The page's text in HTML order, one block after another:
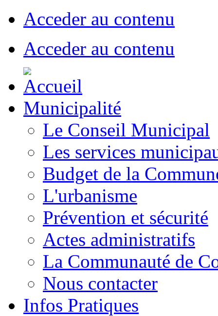
Acceder au contenu
Acceder au contenu
Municipalité
Le Conseil Municipal
Les services
Budget de la
L'urbanisme
Prévention et sécurité
Actes administratifs
La Communauté de
Nous contacter
Infos Pratiques